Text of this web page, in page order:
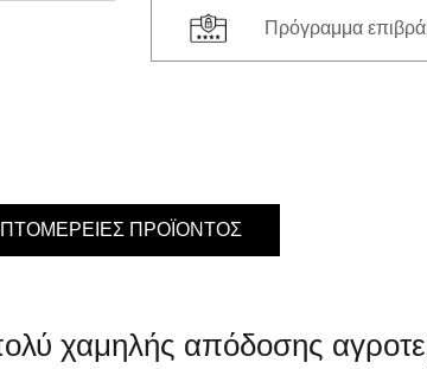
Πρόγραμμα
ΠΡΟΪΌΝΤΟΣ
χαμηλής απόδοσης